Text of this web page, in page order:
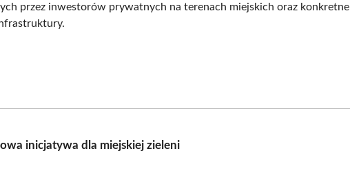
przez inwestorów prywatnych na terenach miejskich oraz konkretne
inicjatywa dla miejskiej zieleni